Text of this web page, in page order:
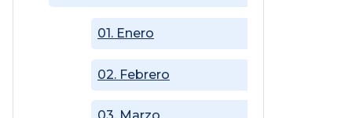
01. Enero
02. Febrero